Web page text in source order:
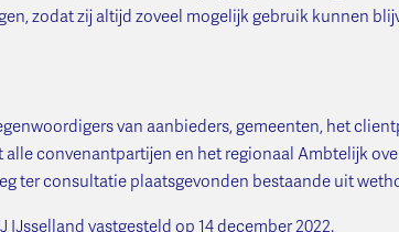
zodat zij altijd zoveel mogelijk gebruik kunnen
van aanbieders, gemeenten, het
convenantpartijen en het regionaal Ambtelijk
ter consultatie plaatsgevonden bestaande uit
vastgesteld op 14 december 2022.